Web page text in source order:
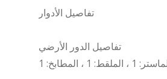
تفاصيل الأدوار
تفاصيل الدور الأرضي